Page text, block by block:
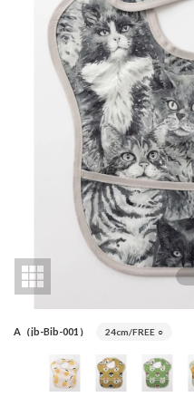
A（jb-Bib-001） 24cm/FREE ○